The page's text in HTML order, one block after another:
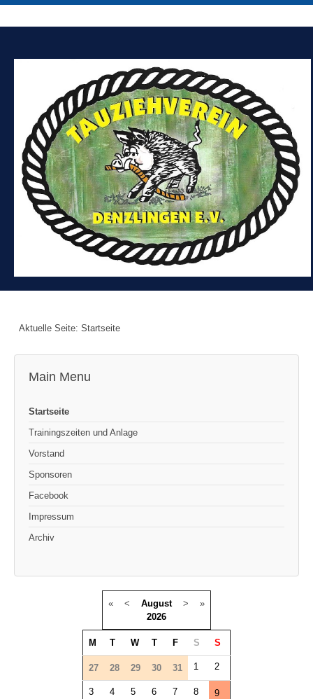
Aktuelle Seite: Startseite
Main Menu
Startseite
Trainingszeiten und Anlage
Vorstand
Sponsoren
Facebook
Impressum
Archiv
« <
August
2026
> »
M T W T F S S
27 28 29 30 31 1 2
3 4 5 6 7 8 9